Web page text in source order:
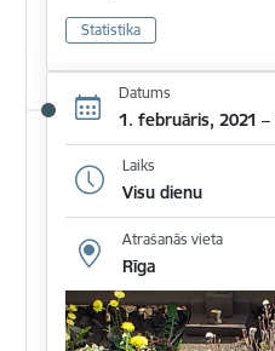
Statistika
Datums
1. februāris, 2021
Laiks
Visu dienu
Atrašanās vieta
Rīga